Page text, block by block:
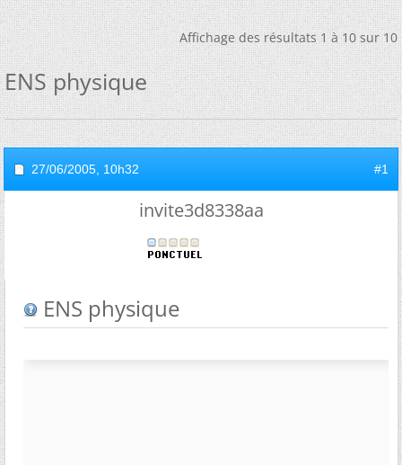
Affichage des résultats 1 à 10 sur 10
ENS physique
27/06/2005, 10h32 #1
invite3d8338aa
ENS physique